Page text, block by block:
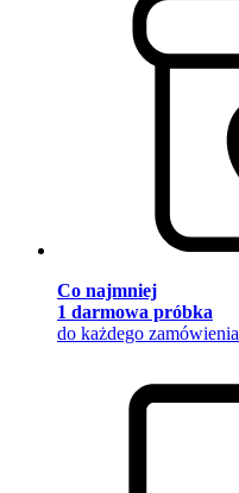
Co najmniej
1 darmowa próbka
do każdego zamówienia